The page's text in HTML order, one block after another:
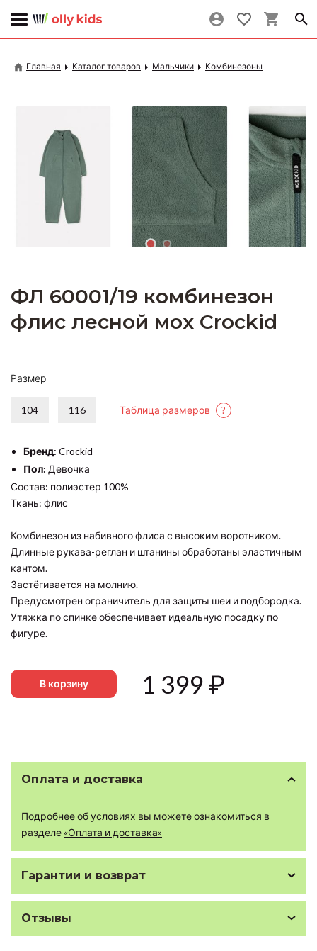
Главная Каталог товаров Мальчики Комбинезоны
ФЛ 60001/19 комбинезон
флис лесной мох Crockid
Размер
104 116 Таблица размеров ?
Бренд: Crockid
Пол: Девочка
Состав: полиэстер 100%
Ткань: флис
Комбинезон из набивного флиса с высоким воротником.
Длинные рукава-реглан и штанины обработаны эластичным
кантом.
Застёгивается на молнию.
Предусмотрен ограничитель для защиты шеи и подбородка.
Утяжка по спинке обеспечивает идеальную посадку по
фигуре.
В корзину 1 399₽
Оплата и доставка
Подробнее об условиях вы можете ознакомиться в
разделе «Оплата и доставка»
Гарантии и возврат
Отзывы